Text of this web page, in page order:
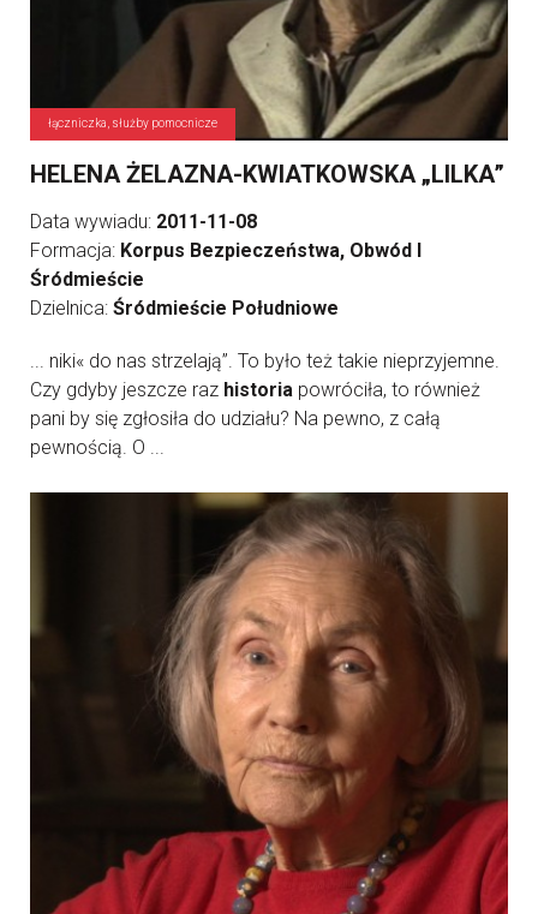
łączniczka, służby pomocnicze
HELENA ŻELAZNA-KWIATKOWSKA „LILKA”
Data wywiadu: 2011-11-08
Formacja: Korpus Bezpieczeństwa, Obwód I
Śródmieście
Dzielnica: Śródmieście Południowe
... niki« do nas strzelają”. To było też takie nieprzyjemne.
Czy gdyby jeszcze raz historia powróciła, to również
pani by się zgłosiła do udziału? Na pewno, z całą
pewnością. O ...